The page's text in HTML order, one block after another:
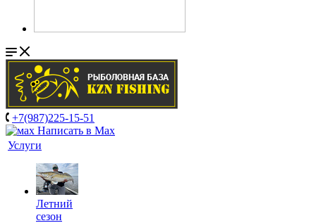
+7(987)225-15-51
Написать в Мах
Услуги
Летний
сезон